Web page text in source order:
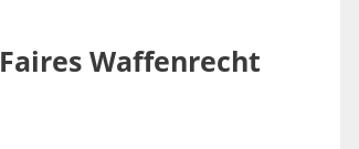
Faires Waffenrecht